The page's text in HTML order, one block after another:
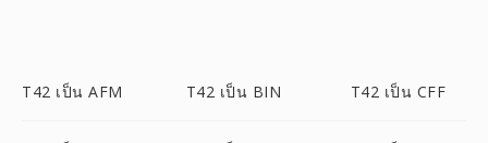
T42 เป็น AFM T42 เป็น BIN T42 เป็น CFF